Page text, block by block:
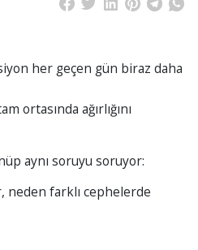
her geçen gün biraz daha
ortasında ağırlığını
aynı soruyu soruyor:
neden farklı cephelerde